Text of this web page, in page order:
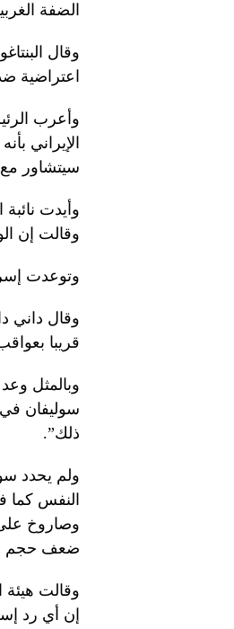
الضفة
وقال
اعتراضية
وأعرب
الإيراني
سيتشاور مع
وأيدت
وقالت إن
وتوعدت
وقال داني
قريبا
وبالمثل
سوليفان
ذلك”.
ولم يحدد
النفس كما
وصاروخ على
ضعف حجم
وقالت هيئة
إن أي رد